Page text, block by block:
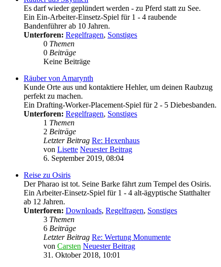
Es darf wieder geplündert werden - zu Pferd statt zu See.
Ein Ein-Arbeiter-Einsetz-Spiel für 1 - 4 raubende
Bandenführer ab 10 Jahren.
Unterforen: Regelfragen, Sonstiges
0 Themen
0 Beiträge
Keine Beiträge
Räuber von Amarynth
Kunde Orte aus und kontaktiere Hehler, um deinen Raubzug
perfekt zu machen.
Ein Drafting-Worker-Placement-Spiel für 2 - 5 Diebesbanden.
Unterforen: Regelfragen, Sonstiges
1 Themen
2 Beiträge
Letzter Beitrag Re: Hexenhaus
von Lisette Neuester Beitrag
6. September 2019, 08:04
Reise zu Osiris
Der Pharao ist tot. Seine Barke fährt zum Tempel des Osiris.
Ein Arbeiter-Einsetz-Spiel für 1 - 4 alt-ägyptische Statthalter
ab 12 Jahren.
Unterforen: Downloads, Regelfragen, Sonstiges
3 Themen
6 Beiträge
Letzter Beitrag Re: Wertung Monumente
von Carsten Neuester Beitrag
31. Oktober 2018, 10:01